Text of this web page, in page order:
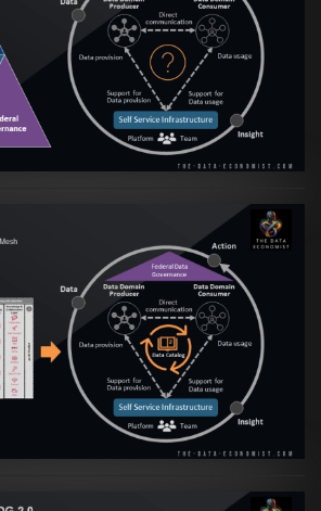
Mesh Ökosysteme: Die
zur Data Inspired Human
Culture
VIEW
Mesh Ökosysteme: Die
zur Data Inspired Human
Culture
VIEW